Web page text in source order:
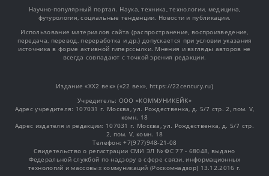
Научно-популярный портал. Наука, техника, технологии, медицина,
футурология, социальные тенденции. Новости и публикации.
Использование материалов сайта (распространение, воспроизведение,
передача, перевод, переработка и др.) допускается при условии указания
источника в форме активной гиперссылки. Мнения и взгляды авторов не
всегда совпадают с точкой зрения редакции.
Издание «XX2 век» («22 век», https://22century.ru)
Учредитель: OOO «КОММУНИКЕЙК»
Адрес учредителя: 107031 г. Москва, ул. Рождественка, д. 5/7 стр. 2, пом. V,
комн. 18
Адрес издателя и редакции: 107031 г. Москва, ул. Рождественка, д. 5/7 стр.
2, пом. V, комн. 18
Телефон: +7(977)948-21-08
Свидетельство о регистрации СМИ ЭЛ № ФС 77 - 68048, выдано
Федеральной службой по надзору в сфере связи, информационных
технологий и массовых коммуникаций (Роскомнадзор) 13.12.2016 г.